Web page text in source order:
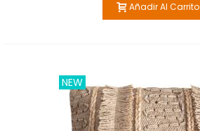
Añadir Al Carrito
NEW